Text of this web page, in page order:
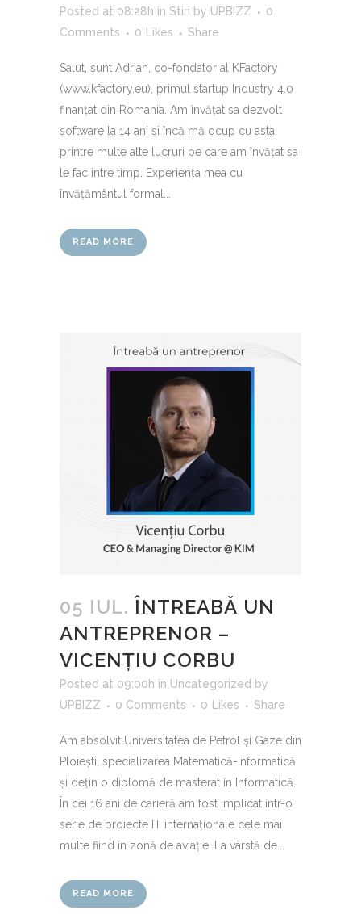
Posted at 08:28h in Stiri by UPBIZZ
0
Comments
0 Likes Share
Salut, sunt Adrian, co-fondator al KFactory
(www.kfactory.eu), primul startup Industry 4.0
finanțat din Romania. Am învățat sa dezvolt
software la 14 ani si încă mă ocup cu asta,
printre multe alte lucruri pe care am învățat sa
le fac intre timp. Experiența mea cu
învățământul formal...
READ MORE
05 IUL. ÎNTREABĂ UN
ANTREPRENOR –
VICENȚIU CORBU
Posted at 09:00h in Uncategorized by
UPBIZZ
0 Comments 0 Likes Share
Am absolvit Universitatea de Petrol și Gaze din
Ploiești, specializarea Matematică-Informatică
și dețin o diplomă de masterat în Informatică.
În cei 16 ani de carieră am fost implicat într-o
serie de proiecte IT internaționale cele mai
multe fiind în zonă de aviație. La vârstă de...
READ MORE